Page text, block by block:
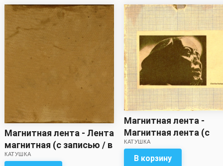
Магнитная лента - Лента
магнитная (с записью / в
коробке 2 ленты разной
КАТУШКА
Магнитная лента -
Магнитная лента (с
записью)
КАТУШКА
В корзину